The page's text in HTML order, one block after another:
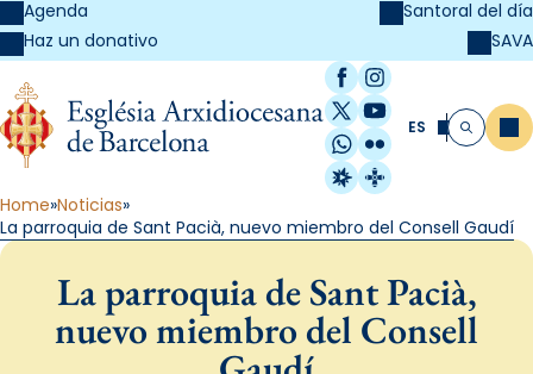
Agenda
Haz un donativo
Santoral del día
SAVA
Facebook
Instagram
X / Twitter
YouTube
WhatsApp
Flickr
Radio Estel
Catalunya
ES Buscar
Home Noticias
La parroquia de Sant Pacià, nuevo miembro del Consell Gaudí
La parroquia de Sant Pacià,
nuevo miembro del Consell